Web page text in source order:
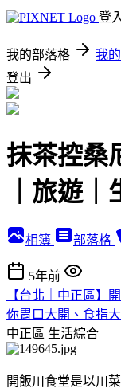
登入
我的部落格 我
登出
抹茶控桑
｜旅遊
相簿 部落格
5年前
【台北｜中正區】
你胃口大開、食指
中正區 生活綜合
開飯川食堂是以川